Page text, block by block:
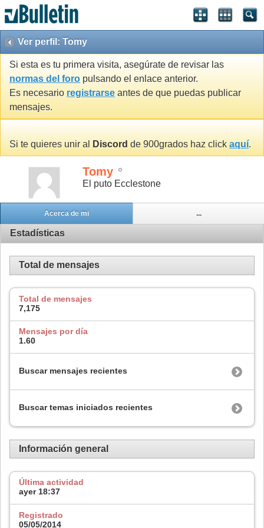
Ver perfil: Tomy
Si esta es tu primera visita, asegúrate de revisar las
normas del foro pulsando el enlace anterior.
Es necesario registrarse antes de que puedas publicar
mensajes.
Si te quieres unir al Discord de 900grados haz click aquí.
Tomy
El puto Ecclestone
Acerca de mi ...
Estadísticas
Total de mensajes
Total de mensajes
7,175
Mensajes por día
1.60
Buscar mensajes recientes
Buscar temas iniciados recientes
Información general
Última actividad
ayer18:37
Registrado
05/05/2014